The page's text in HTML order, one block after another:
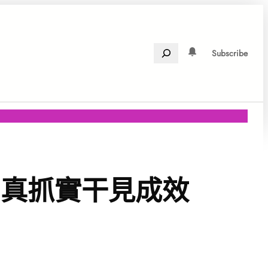
Search Subscribe
抓實干見成效